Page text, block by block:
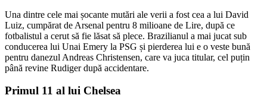
Una dintre cele mai șocante mutări ale verii a fost cea a lui David
Luiz, cumpărat de Arsenal pentru 8 milioane de Lire, după ce
fotbalistul a cerut să fie lăsat să plece. Brazilianul a mai jucat sub
conducerea lui Unai Emery la PSG și pierderea lui e o veste bună
pentru danezul Andreas Christensen, care va juca titular, cel puțin
până revine Rudiger după accidentare.
Primul 11 al lui Chelsea